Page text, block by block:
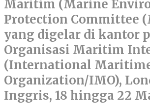
Maritim (Marine
Protection Committee
yang digelar di kantor
Organisasi Maritim
(International
Organization/IMO),
Inggris, 18 hingga 22